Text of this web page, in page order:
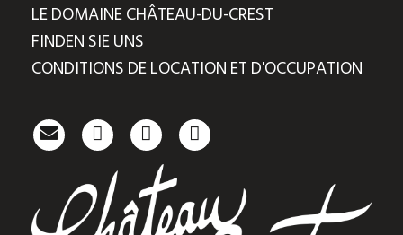
LE DOMAINE CHÂTEAU-DU-CREST
FINDEN SIE UNS
CONDITIONS DE LOCATION ET D'OCCUPATION